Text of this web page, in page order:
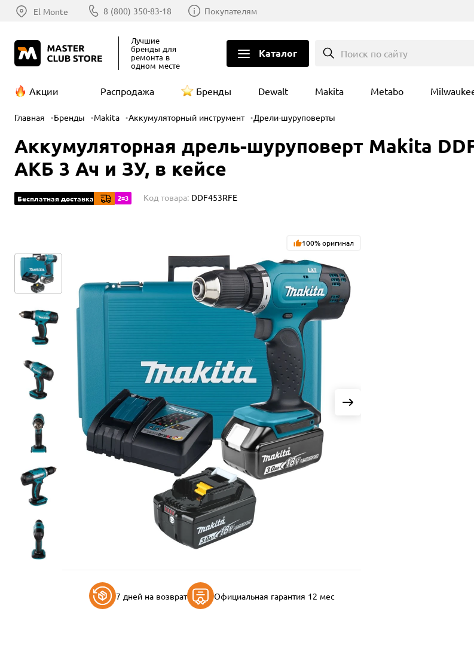
El Monte 8 (800) 350-83-18 Покупателям
Лучшие
бренды для
ремонта в
одном месте
Каталог Поиск по сайту
Акции Распродажа Бренды Dewalt Makita Metabo
Главная Бренды Makita Аккумуляторный инструмент Дрели-шуруповерты
Аккумуляторная дрель-шуруповерт Makita
АКБ 3 Ач и ЗУ, в кейсе
Бесплатная доставка 2=3 Код товара: DDF453RFE
100% оригинал
7 дней на возврат Официальная гарантия 12 мес